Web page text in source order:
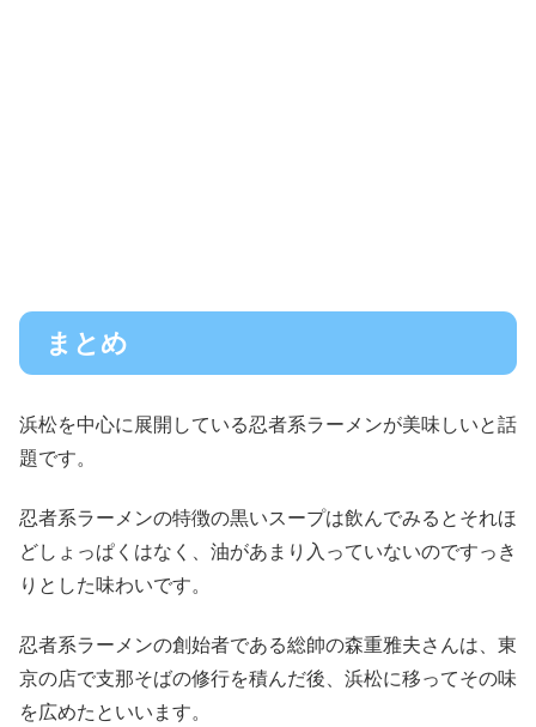
まとめ
浜松を中心に展開している忍者系ラーメンが美味しいと話
題です。
忍者系ラーメンの特徴の黒いスープは飲んでみるとそれほ
どしょっぱくはなく、油があまり入っていないのですっき
りとした味わいです。
忍者系ラーメンの創始者である総帥の森重雅夫さんは、東
京の店で支那そばの修行を積んだ後、浜松に移ってその味
を広めたといいます。